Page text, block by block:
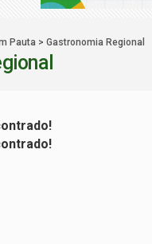
Sampaio Basquete
Carol e Rebecca
Professor Hilton
Multiplica
Pauta > Gastronomia Regional